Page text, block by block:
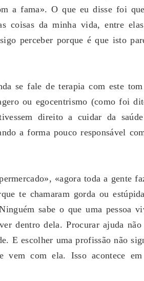
a fama». O que eu disse foi
coisas da minha vida, entre
perceber porque é que isto
se fale de terapia com este
ou egocentrismo (como foi
direito a cuidar da
a forma pouco responsável
«agora toda a gente
te chamaram gorda ou
sabe o que uma pessoa
dentro dela. Procurar ajuda
E escolher uma profissão não
vem com ela. Isso acontece